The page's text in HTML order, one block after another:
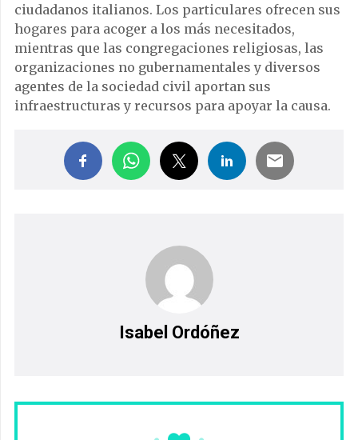
ciudadanos italianos. Los particulares ofrecen sus
hogares para acoger a los más necesitados,
mientras que las congregaciones religiosas, las
organizaciones no gubernamentales y diversos
agentes de la sociedad civil aportan sus
infraestructuras y recursos para apoyar la causa.
Isabel Ordóñez